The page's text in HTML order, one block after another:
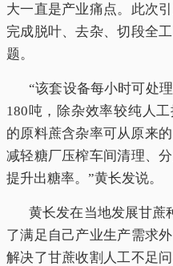
大一直是产业痛点。此次
完成脱叶、去杂、切段全
题。
“该套设备每小时可处
180吨，除杂效率较纯人
的原料蔗含杂率可从原来
减轻糖厂压榨车间清理、
提升出糖率。”黄长发说。
黄长发在当地发展甘蔗
了满足自己产业生产需求
解决了甘蔗收割人工不足